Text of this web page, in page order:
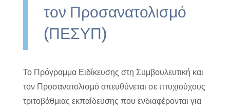
τον Προσανατολισμό
(ΠΕΣΥΠ)
Το Πρόγραμμα Ειδίκευσης στη Συμβουλευτική και
τον Προσανατολισμό απευθύνεται σε πτυχιούχους
τριτοβάθμιας εκπαίδευσης που ενδιαφέρονται για